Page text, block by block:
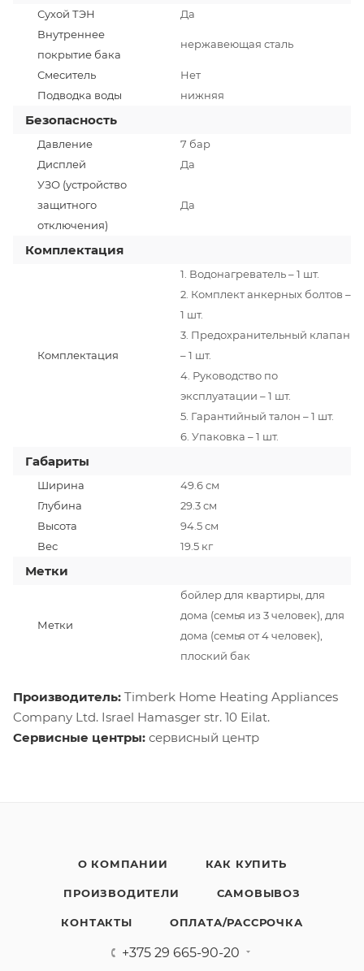
Сухой ТЭН
Да
Внутреннее
покрытие бака
нержавеющая сталь
Смеситель
Нет
Подводка воды
нижняя
Безопасность
Давление
7 бар
Дисплей
Да
УЗО (устройство
защитного
отключения)
Да
Комплектация
Комплектация
1. Водонагреватель – 1 шт.
2. Комплект анкерных болтов –
1 шт.
3. Предохранительный клапан
– 1 шт.
4. Руководство по
эксплуатации – 1 шт.
5. Гарантийный талон – 1 шт.
6. Упаковка – 1 шт.
Габариты
Ширина
49.6 см
Глубина
29.3 см
Высота
94.5 см
Вес
19.5 кг
Метки
Метки
бойлер для квартиры, для
дома (семья из 3 человек), для
дома (семья от 4 человек),
плоский бак
Производитель: Timberk Home Heating Appliances
Company Ltd. Israel Hamasger str. 10 Eilat.
Сервисные центры: сервисный центр
О КОМПАНИИ КАК КУПИТЬ
ПРОИЗВОДИТЕЛИ САМОВЫВОЗ
КОНТАКТЫ ОПЛАТА/РАССРОЧКА
+375 29 665-90-20